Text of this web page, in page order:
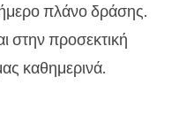
πλάνο δράσης.
στην προσεκτική
καθημερινά.